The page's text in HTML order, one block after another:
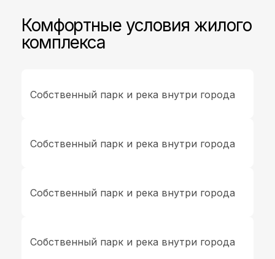
Комфортные условия жилого
комплекса
Собственный парк и река внутри города
Собственный парк и река внутри города
Собственный парк и река внутри города
Собственный парк и река внутри города